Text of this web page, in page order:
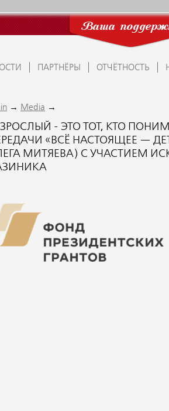
Ваша
ПАРТНЁРЫ ОТЧЁТНОСТЬ
→ Media →
- ЭТО ТОТ, КТО
«ВСЁ НАСТОЯЩЕЕ —
МИТЯЕВА) С УЧАСТИЕМ